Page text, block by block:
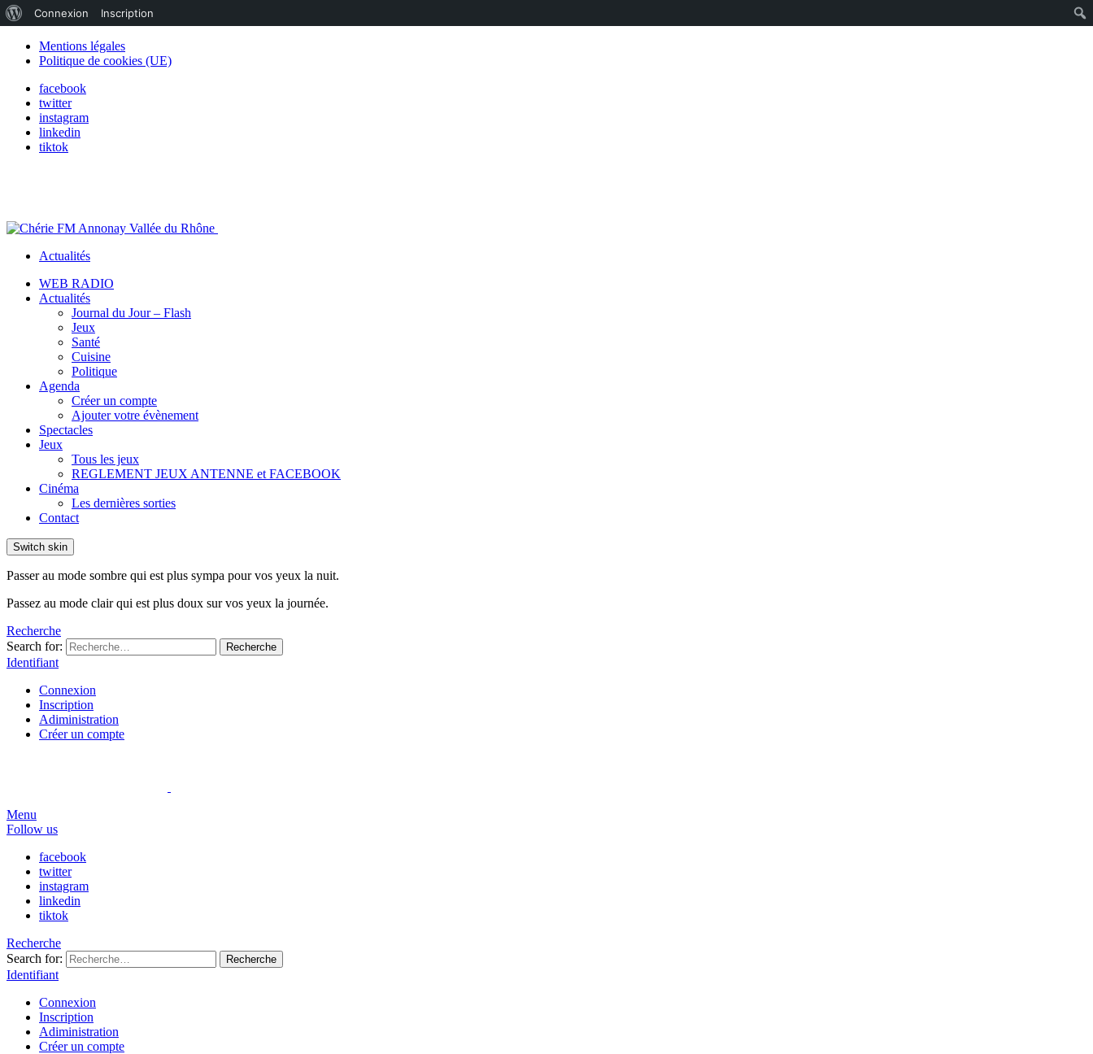
Mentions légales
Politique de cookies (UE)
facebook
twitter
instagram
linkedin
tiktok
Actualités
WEB RADIO
Actualités
Journal du Jour – Flash
Jeux
Santé
Cuisine
Politique
Agenda
Créer un compte
Ajouter votre évènement
Spectacles
Jeux
Tous les jeux
REGLEMENT JEUX ANTENNE et FACEBOOK
Cinéma
Les dernières sorties
Contact
Switch skin
Passer au mode sombre qui est plus sympa pour vos yeux la nuit.
Passez au mode clair qui est plus doux sur vos yeux la journée.
Recherche
Search for:
Recherche
Identifiant
Connexion
Inscription
Adiministration
Créer un compte
Menu
Follow us
facebook
twitter
instagram
linkedin
tiktok
Recherche
Search for:
Recherche
Identifiant
Connexion
Inscription
Adiministration
Créer un compte
de
WordPress
Connexion Inscription